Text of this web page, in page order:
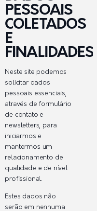
PESSOAIS
COLETADOS
E
FINALIDADES
Neste site podemos
solicitar dados
pessoais essenciais,
através de formulário
de contato e
newsletters, para
iniciarmos e
mantermos um
relacionamento de
qualidade e de nível
profissional.
Estes dados não
serão em nenhuma